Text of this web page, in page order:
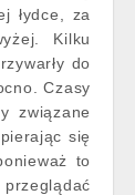
łydce, za
Kilku
do
Czasy
związane
się
to